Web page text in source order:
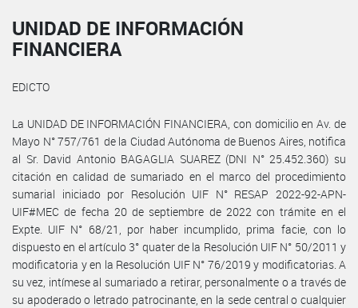
UNIDAD DE INFORMACIÓN
FINANCIERA
EDICTO
La UNIDAD DE INFORMACIÓN FINANCIERA, con domicilio en Av. de
Mayo N° 757/761 de la Ciudad Autónoma de Buenos Aires, notifica
al Sr. David Antonio BAGAGLIA SUAREZ (DNI N° 25.452.360) su
citación en calidad de sumariado en el marco del procedimiento
sumarial iniciado por Resolución UIF N° RESAP 2022-92-APN-
UIF#MEC de fecha 20 de septiembre de 2022 con trámite en el
Expte. UIF N° 68/21, por haber incumplido, prima facie, con lo
dispuesto en el artículo 3° quater de la Resolución UIF N° 50/2011 y
modificatoria y en la Resolución UIF N° 76/2019 y modificatorias. A
su vez, intímese al sumariado a retirar, personalmente o a través de
su apoderado o letrado patrocinante, en la sede central o cualquier